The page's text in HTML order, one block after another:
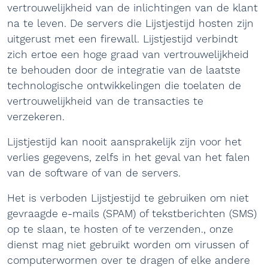
vertrouwelijkheid van de inlichtingen van de klant
na te leven. De servers die Lijstjestijd hosten zijn
uitgerust met een firewall. Lijstjestijd verbindt
zich ertoe een hoge graad van vertrouwelijkheid
te behouden door de integratie van de laatste
technologische ontwikkelingen die toelaten de
vertrouwelijkheid van de transacties te
verzekeren.
Lijstjestijd kan nooit aansprakelijk zijn voor het
verlies gegevens, zelfs in het geval van het falen
van de software of van de servers.
Het is verboden Lijstjestijd te gebruiken om niet
gevraagde e-mails (SPAM) of tekstberichten (SMS)
op te slaan, te hosten of te verzenden., onze
dienst mag niet gebruikt worden om virussen of
computerwormen over te dragen of elke andere